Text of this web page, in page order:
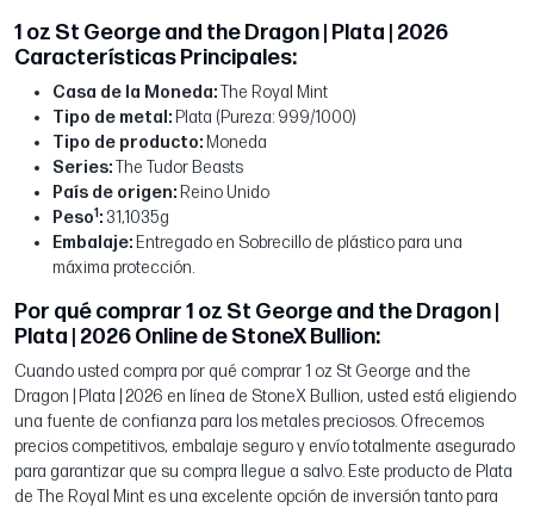
1 oz St George and the Dragon | Plata | 2026
Características Principales:
Casa de la Moneda:The Royal Mint
Tipo de metal: Plata (Pureza: 999/1000)
Tipo de producto: Moneda
Series:The Tudor Beasts
País de origen: Reino Unido
Peso1: 31,1035g
Embalaje: Entregado en Sobrecillo de plástico para una
máxima protección.
Por qué comprar 1 oz St George and the Dragon |
Plata | 2026 Online de StoneX Bullion:
Cuando usted compra por qué comprar 1 oz St George and the
Dragon | Plata | 2026 en línea de StoneX Bullion, usted está eligiendo
una fuente de confianza para los metales preciosos. Ofrecemos
precios competitivos, embalaje seguro y envío totalmente asegurado
para garantizar que su compra llegue a salvo. Este producto de Plata
de The Royal Mint es una excelente opción de inversión tanto para